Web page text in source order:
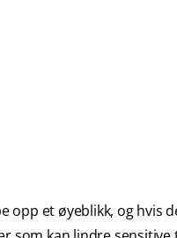
opp et øyeblikk, og hvis